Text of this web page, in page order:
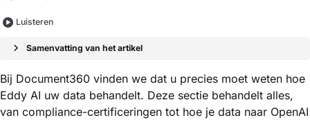
Luisteren
Samenvatting van het artikel
Bij Document360 vinden we dat u precies moet weten hoe
Eddy AI uw data behandelt. Deze sectie behandelt alles,
van compliance-certificeringen tot hoe je data naar OpenAI